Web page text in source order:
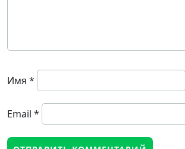
Имя *
Email *